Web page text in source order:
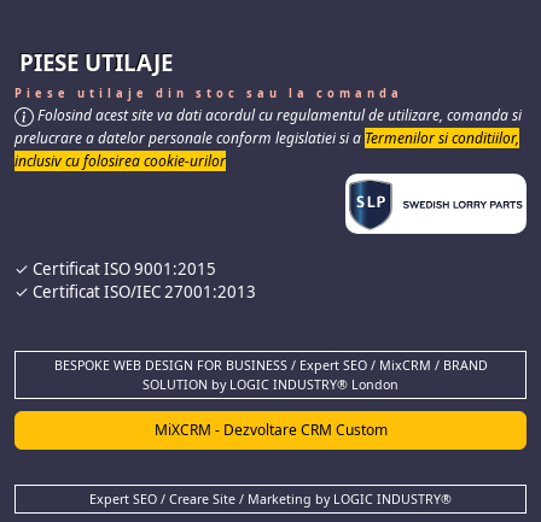
PIESE UTILAJE
Piese utilaje din stoc sau la comanda
Folosind acest site va dati acordul cu regulamentul de utilizare, comanda si
prelucrare a datelor personale conform legislatiei si a Termenilor si conditiilor,
inclusiv cu folosirea cookie-urilor
✓ Certificat ISO 9001:2015
✓ Certificat ISO/IEC 27001:2013
BESPOKE WEB DESIGN FOR BUSINESS / Expert SEO / MixCRM / BRAND
SOLUTION by LOGIC INDUSTRY® London
MiXCRM - Dezvoltare CRM Custom
Expert SEO / Creare Site / Marketing by LOGIC INDUSTRY®